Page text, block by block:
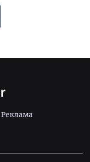
Реклама